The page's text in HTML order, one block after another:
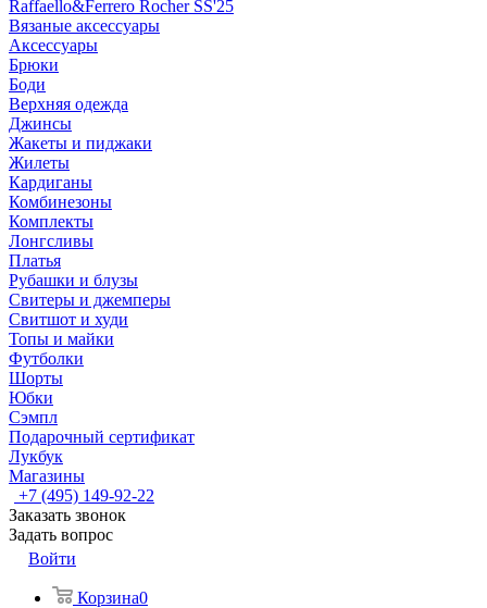
Raffaello&Ferrero Rocher SS'25
Вязаные аксессуары
Аксессуары
Брюки
Боди
Верхняя одежда
Джинсы
Жакеты и пиджаки
Жилеты
Кардиганы
Комбинезоны
Комплекты
Лонгсливы
Платья
Рубашки и блузы
Свитеры и джемперы
Свитшот и худи
Топы и майки
Футболки
Шорты
Юбки
Сэмпл
Подарочный сертификат
Лукбук
Магазины
+7 (495) 149-92-22
Заказать звонок
Задать вопрос
Войти
Корзина0